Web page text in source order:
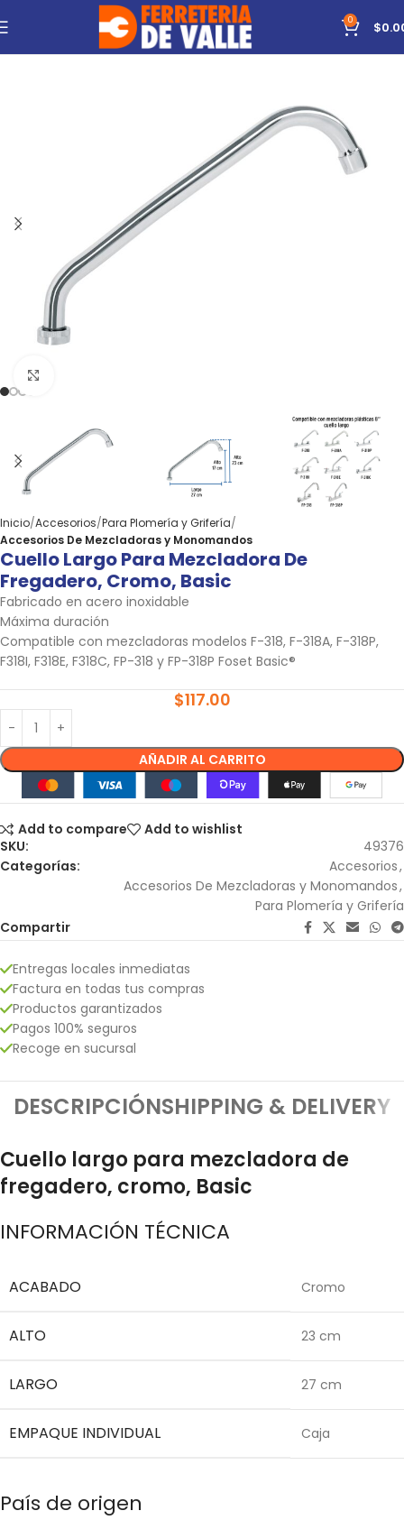
0 $
Inicio Accesorios Para Plomería y Grifería
Accesorios De Mezcladoras y Monomandos
Cuello Largo Para Mezcladora De
Fregadero, Cromo, Basic
Fabricado en acero inoxidable
Máxima duración
Compatible con mezcladoras modelos F-318, F-318A, F-318P,
F318I, F318E, F318C, FP-318 y FP-318P Foset Basic®
$117.00
AÑADIR AL CARRITO
Add to compare
Add to wishlist
SKU:
49376
Categorías:
Accesorios,
Accesorios De Mezcladoras y Monomandos,
Para Plomería y Grifería
Compartir
Entregas locales inmediatas
Factura en todas tus compras
Productos garantizados
Pagos 100% seguros
Recoge en sucursal
DESCRIPCIÓNSHIPPING & DELIVERY
Cuello largo para mezcladora de
fregadero, cromo, Basic
INFORMACIÓN TÉCNICA
ACABADO Cromo
ALTO 23 cm
LARGO 27 cm
EMPAQUE INDIVIDUAL Caja
País de origen